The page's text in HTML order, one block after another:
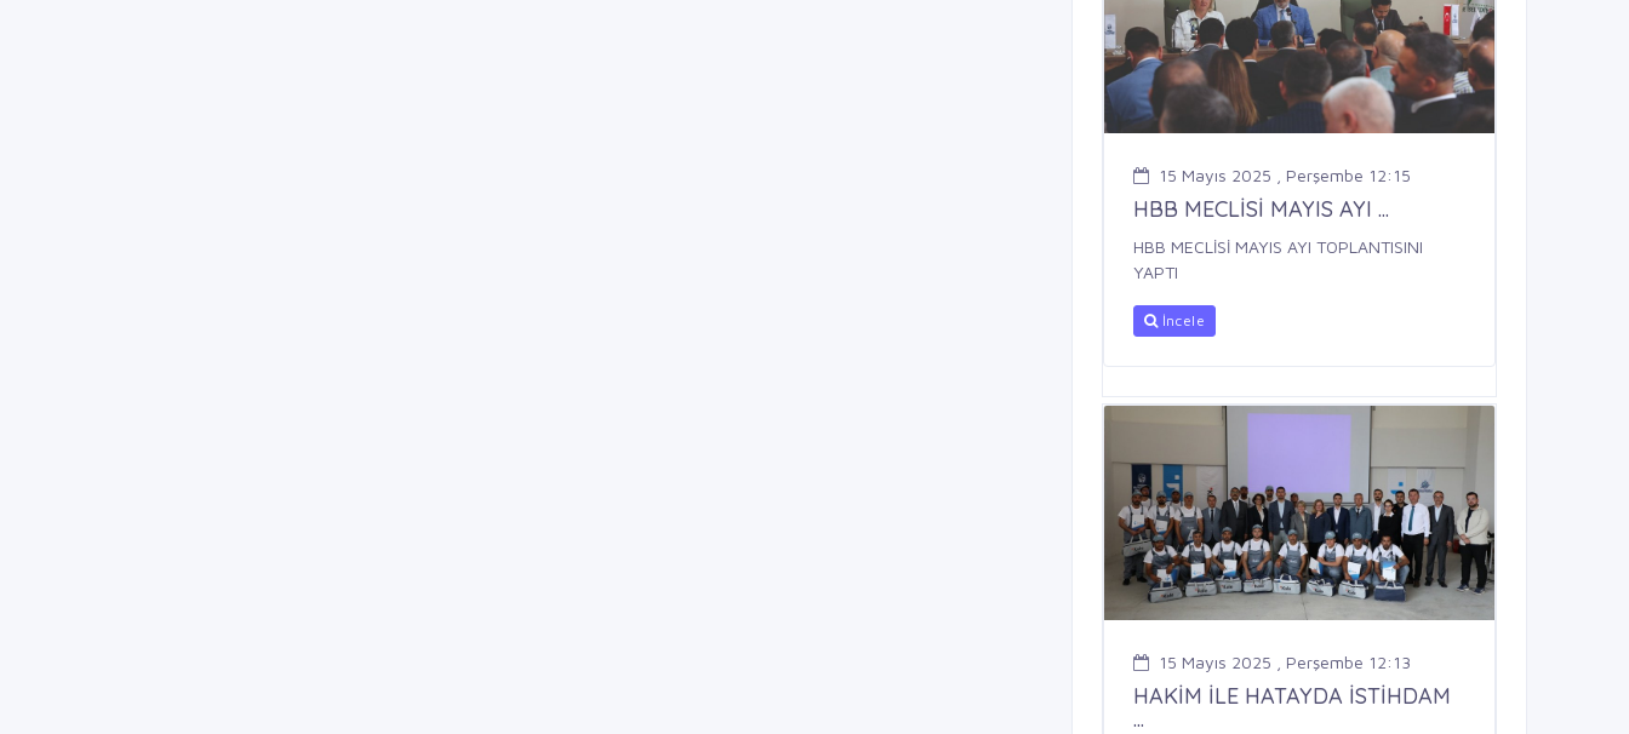
15 Mayıs 2025 , Perşembe 12:15
HBB MECLİSİ MAYIS AYI ...
HBB MECLİSİ MAYIS AYI TOPLANTISINI
YAPTI
İncele
15 Mayıs 2025 , Perşembe 12:13
HAKİM İLE HATAYDA İSTİHDAM
...